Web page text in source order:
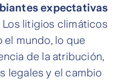
expectativas
Los litigios climáticos
mundo, lo que
de la atribución,
legales y el cambio